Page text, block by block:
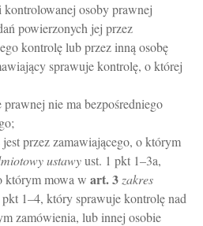
kontrolowanej osoby prawnej
powierzonych jej przez
kontrolę lub przez inną osobę
sprawuje kontrolę, o której
nie ma bezpośredniego
przez zamawiającego, o którym
ustawyust. 1 pkt 1–3a,
którym mowa w art.3 zakres
1–4, który sprawuje kontrolę nad
zamówienia, lub innej osobie